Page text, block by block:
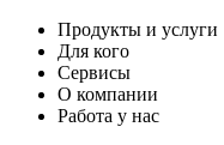
Продукты и услуги
Для кого
Сервисы
О компании
Работа у нас